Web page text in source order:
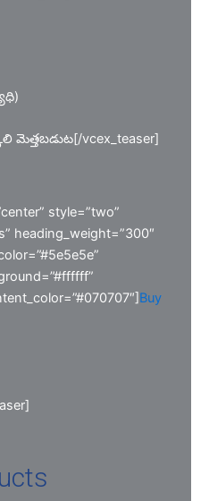
మెత్తబడుట[/vcex_teaser]
style=”two”
heading_weight=”300″
Buy